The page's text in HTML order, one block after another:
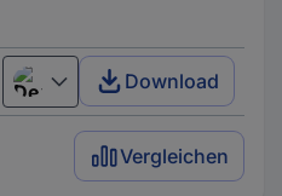
Deutsch (Deutschland)
Download
Vergleichen